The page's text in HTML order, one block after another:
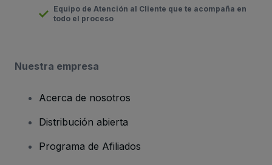
Equipo de Atención al Cliente que te acompaña en
todo el proceso
Nuestra empresa
Acerca de nosotros
Distribución abierta
Programa de Afiliados